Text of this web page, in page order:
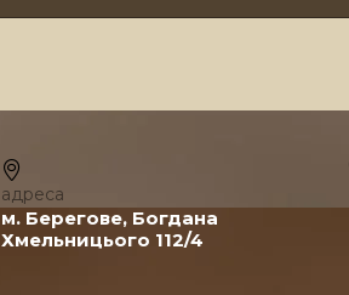
адреса
м. Берегове, Богдана
Хмельницього 112/4